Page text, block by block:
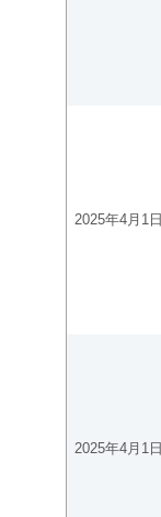
2025年4月1日
2025年4月1日